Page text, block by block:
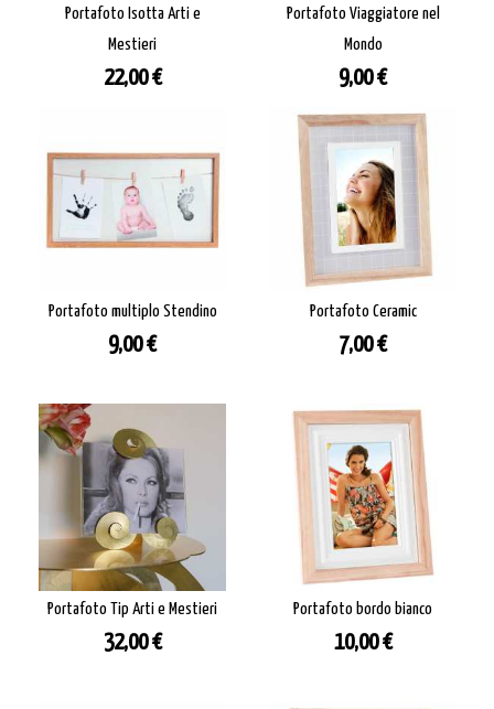
Portafoto Isotta Arti e
Mestieri
Prezzo
22,00 €
Portafoto Viaggiatore nel
Mondo
Prezzo
9,00 €
Portafoto multiplo Stendino
Prezzo
9,00 €
Portafoto Ceramic
Prezzo
7,00 €
Portafoto Tip Arti e Mestieri
Prezzo
32,00 €
Portafoto bordo bianco
Prezzo
10,00 €